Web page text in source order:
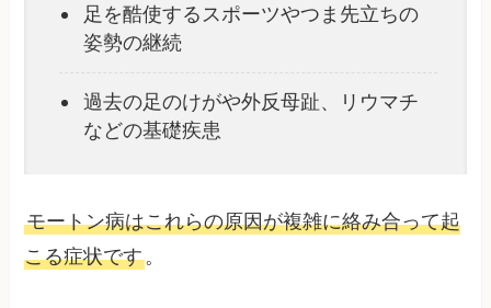
足を酷使するスポーツやつま先立ちの
姿勢の継続
過去の足のけがや外反母趾、リウマチ
などの基礎疾患
モートン病はこれらの原因が複雑に絡み合って起
こる症状です。